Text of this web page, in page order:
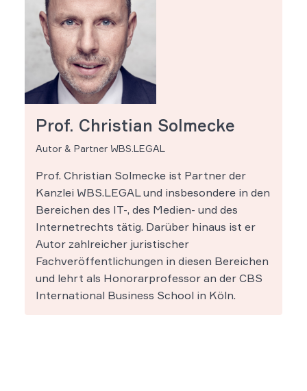
Prof. Christian Solmecke
Autor & Partner WBS.LEGAL
Prof. Christian Solmecke ist Partner der
Kanzlei WBS.LEGAL und insbesondere in den
Bereichen des IT-, des Medien- und des
Internetrechts tätig. Darüber hinaus ist er
Autor zahlreicher juristischer
Fachveröffentlichungen in diesen Bereichen
und lehrt als Honorarprofessor an der CBS
International Business School in Köln.